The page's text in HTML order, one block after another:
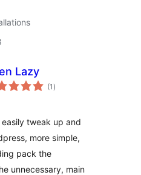
Lazy
(1 arvosanat
yhteensä
)
tweak up and
more simple,
pack the
unnecessary, main